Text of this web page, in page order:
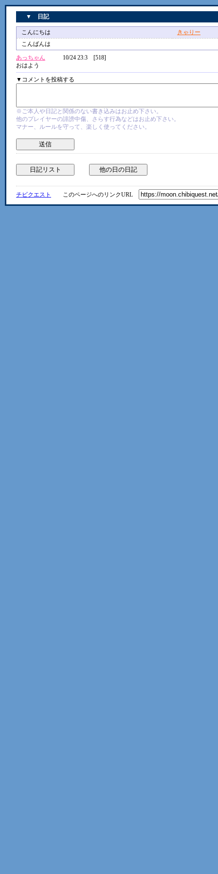
▼ 日記
こんにちは きゃりー
こんばんは
あっちゃん
10/24 23:3 [518]
おはよう
▼コメントを投稿する
※ご本人や日記と関係のない書き込みはお止め下さい。
他のプレイヤーの誹謗中傷、さらす行為などはお止め下さい。
マナー、ルールを守って、楽しく使ってください。
チビクエスト このページへのリンクURL